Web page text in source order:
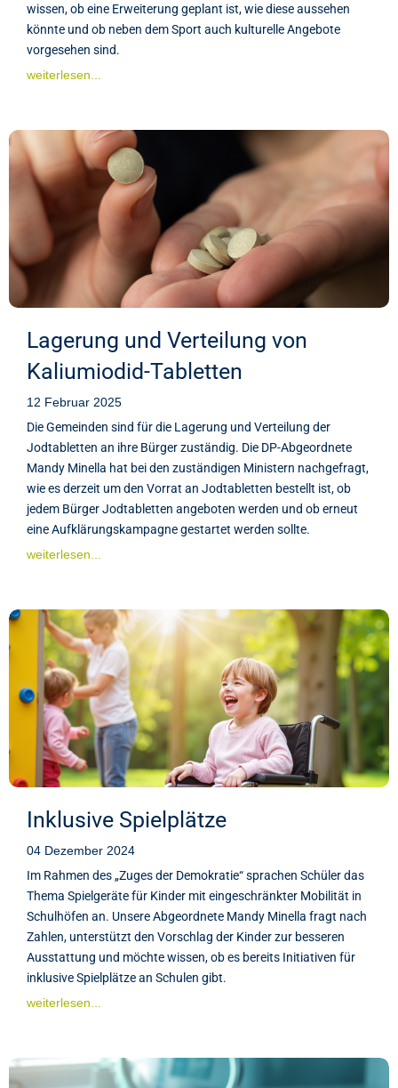
wissen, ob eine Erweiterung geplant ist, wie diese aussehen
könnte und ob neben dem Sport auch kulturelle Angebote
vorgesehen sind.
weiterlesen...
Lagerung und Verteilung von
Kaliumiodid-Tabletten
12 Februar 2025
Die Gemeinden sind für die Lagerung und Verteilung der
Jodtabletten an ihre Bürger zuständig. Die DP-Abgeordnete
Mandy Minella hat bei den zuständigen Ministern nachgefragt,
wie es derzeit um den Vorrat an Jodtabletten bestellt ist, ob
jedem Bürger Jodtabletten angeboten werden und ob erneut
eine Aufklärungskampagne gestartet werden sollte.
weiterlesen...
Inklusive Spielplätze
04 Dezember 2024
Im Rahmen des „Zuges der Demokratie“ sprachen Schüler das
Thema Spielgeräte für Kinder mit eingeschränkter Mobilität in
Schulhöfen an. Unsere Abgeordnete Mandy Minella fragt nach
Zahlen, unterstützt den Vorschlag der Kinder zur besseren
Ausstattung und möchte wissen, ob es bereits Initiativen für
inklusive Spielplätze an Schulen gibt.
weiterlesen...